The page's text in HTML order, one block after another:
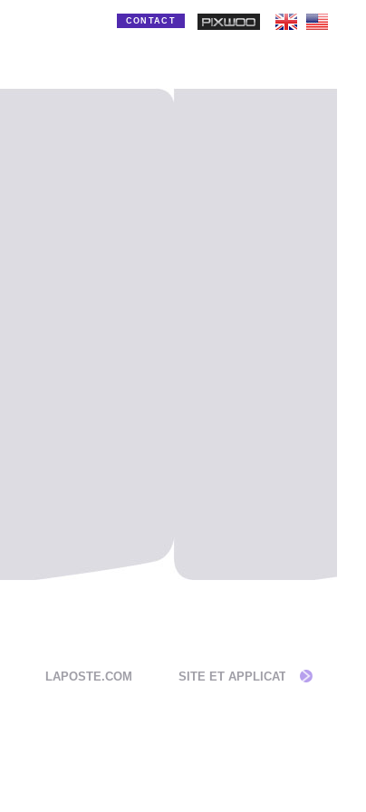
CONTACT
LAPOSTE.COM SITE ET APPLICATIONS